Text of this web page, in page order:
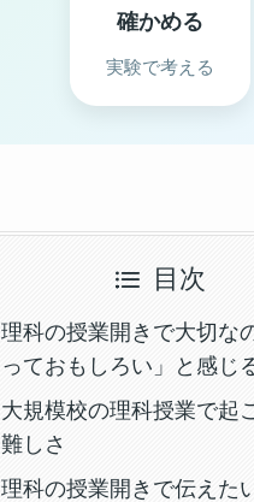
確かめる
実験で考える
目次
理科の授業開きで大切な
っておもしろい」と感じ
大規模校の理科授業で起
難しさ
理科の授業開きで伝えた